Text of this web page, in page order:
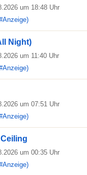
um 18:48 Uhr
Night)
um 11:40 Uhr
um 07:51 Uhr
um 00:35 Uhr